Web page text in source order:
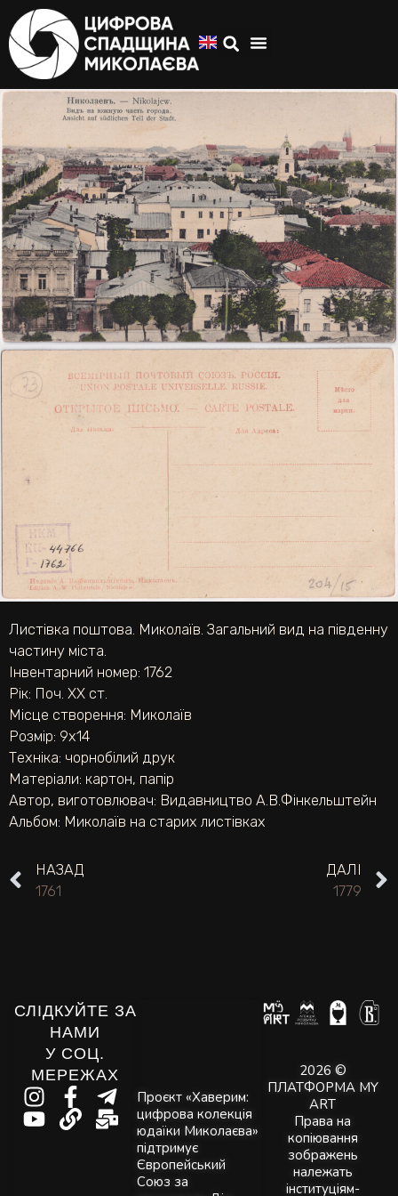
Листівка поштова. Миколаїв. Загальний вид на південну
частину міста.
Інвентарний номер: 1762
Рік: Поч. ХХ ст.
Місце створення: Миколаїв
Розмір: 9х14
Техніка: чорнобілий друк
Матеріали: картон, папір
Автор, виготовлювач: Видавництво А.В.Фінкельштейн
Альбом: Миколаїв на старих листівках
НАЗАД
1761
ДАЛІ
1779
2026 ©
ПЛАТФОРМА MY
ART
Права на
копіювання
зображень
належать
інституціям-
Проєкт «Хаверим:
цифрова колекція
юдаїки Миколаєва»
підтримує
Європейський
Союз за
СЛІДКУЙТЕ ЗА
НАМИ
У СОЦ.
МЕРЕЖАХ